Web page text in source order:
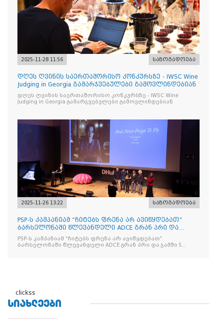
2025-11-28 11:56 საზოგადოება
დღეს ღვინის საერთაშორისო კონკურსზე - IWSC Wine
Judging in Georgia გამარჯვებულები გამოვლინდებიან
დღეს ღვინის საერთაშორისო კონკურსზე - IWSC Wine
Judging in Georgia გამარჯვებულები გამოვლინდებიან
2025-11-26 13:22 საზოგადოება
PSP-ს კამპანიამ “ჩიტებს ფრენა არ ავიწყდებათ”
ბარსელონაში წლევანდელი ADCE გრან პრი და
ჯამში 5 ჯილდო მ
PSP-ს კამპანიამ “ჩიტებს ფრენა არ ავიწყდებათ”
ბარსელონაში წლევანდელი ADCE გრან პრი და ჯამში 5
clickss
ᲡᲘᲐᲮᲚᲔᲔᲑᲘ